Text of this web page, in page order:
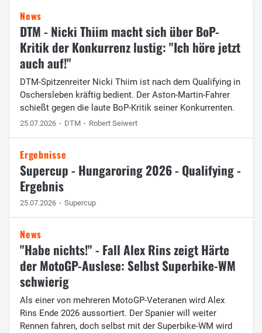
News
DTM - Nicki Thiim macht sich über BoP-
Kritik der Konkurrenz lustig: "Ich höre jetzt
auch auf!"
DTM-Spitzenreiter Nicki Thiim ist nach dem Qualifying in
Oschersleben kräftig bedient. Der Aston-Martin-Fahrer
schießt gegen die laute BoP-Kritik seiner Konkurrenten.
25.07.2026 DTM Robert Seiwert
Ergebnisse
Supercup - Hungaroring 2026 - Qualifying -
Ergebnis
25.07.2026 Supercup
News
"Habe nichts!" - Fall Alex Rins zeigt Härte
der MotoGP-Auslese: Selbst Superbike-WM
schwierig
Als einer von mehreren MotoGP-Veteranen wird Alex
Rins Ende 2026 aussortiert. Der Spanier will weiter
Rennen fahren, doch selbst mit der Superbike-WM wird